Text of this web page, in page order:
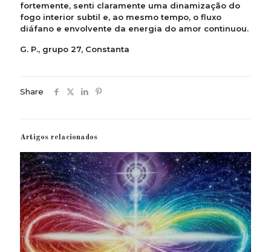
fortemente, senti claramente uma dinamização do
fogo interior subtil e, ao mesmo tempo, o fluxo
diáfano e envolvente da energia do amor continuou.
G. P., grupo 27, Constanta
Share
Artigos relacionados